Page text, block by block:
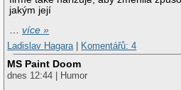
jakým její
…více »
Ladislav Hagara
Komentářů: 4
MS Paint Doom
dnes 12:44 | Humor